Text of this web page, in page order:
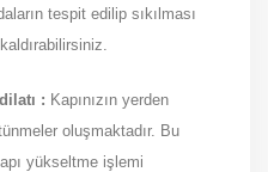
tespit edilip sıkılması
: Kapınızın yerden
oluşmaktadır. Bu
yükseltme işlemi